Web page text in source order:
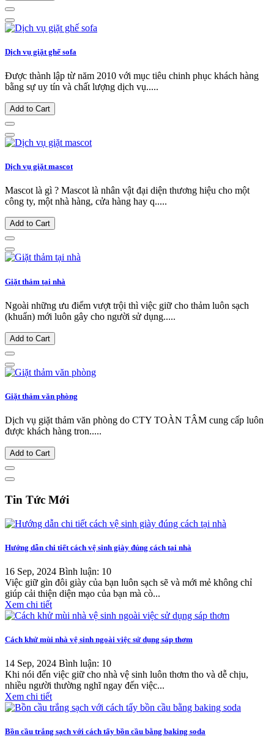
Dịch vụ giặt ghế sofa
Được thành lập từ năm 2010 với mục tiêu chinh phục khách hàng
bằng sự uy tín và chất lượng dịch vụ.....
Add to Cart
Dịch vụ giặt mascot
Mascot là gì ? Mascot là nhân vật đại diện thương hiệu cho một
công ty, một nhà hàng, cửa hàng hay q.....
Add to Cart
Giặt thảm tại nhà
Ngoài những ưu điểm vượt trội thì việc giữ cho thảm luôn sạch
(khuẩn) mới luôn gây cho người sử dụng.....
Add to Cart
Giặt thảm văn phòng
Dịch vụ giặt thảm văn phòng do CTY TOÀN TÂM cung cấp luôn
được khách hàng tron.....
Add to Cart
Tin Tức Mới
Hướng dẫn chi tiết cách vệ sinh giày đúng cách tại nhà
16 Sep, 2024 Bình luận: 10
Việc giữ gìn đôi giày của bạn luôn sạch sẽ và mới mẻ không chỉ
giúp cải thiện diện mạo của bạn mà cò...
Xem chi tiết
Cách khử mùi nhà vệ sinh ngoài việc sử dụng sáp thơm
14 Sep, 2024 Bình luận: 10
Khi nói đến việc giữ cho nhà vệ sinh luôn thơm tho và dễ chịu,
nhiều người thường nghĩ ngay đến việc...
Xem chi tiết
Bồn cầu trắng sạch với cách tẩy bồn cầu bằng baking soda